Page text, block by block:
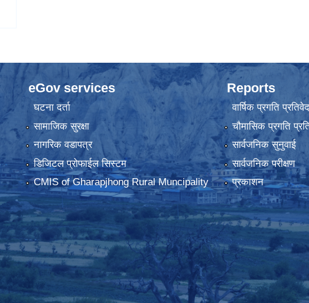
eGov services
घटना दर्ता
सामाजिक सुरक्षा
नागरिक वडापत्र
डिजिटल प्रोफाईल सिस्टम
CMIS of Gharapjhong Rural Muncipality
Reports
वार्षिक प्रगति
चौमासिक प्रगति
सार्वजनिक सुनुवाई
सार्वजनिक परीक्षण
प्रकाशन